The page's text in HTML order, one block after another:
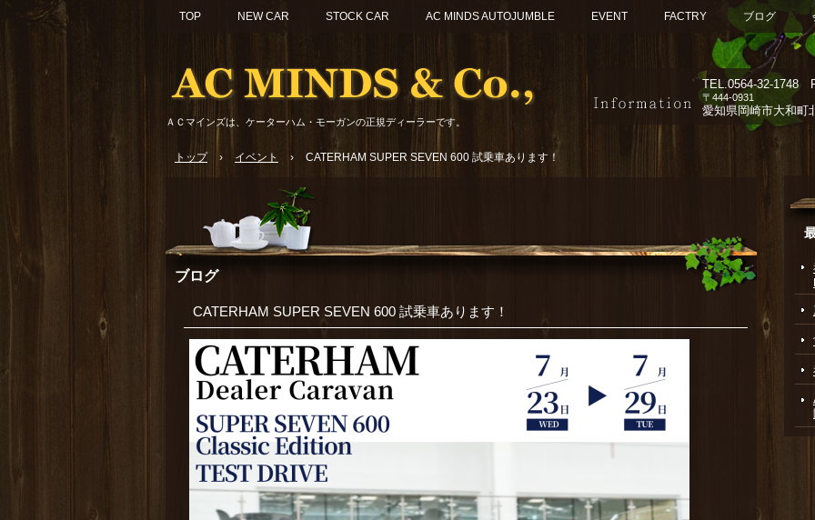
ＡＣマインズは、ケーターハム・モーガンの正規ディーラーです。
TEL.0564-32-1748
〒444-0931
愛知県岡崎市大和町
TOP NEW CAR STOCK CAR AC MINDS AUTOJUMBLE EVENT FACTRY ブログ
トップ › イベント › CATERHAM SUPER SEVEN 600 試乗車あります！
ブログ
CATERHAM SUPER SEVEN 600 試乗車あります！